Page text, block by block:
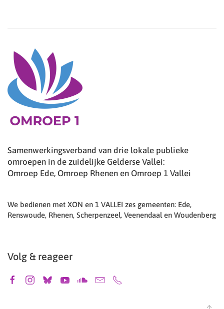
Samenwerkingsverband van drie lokale publieke
omroepen in de zuidelijke Gelderse Vallei:
Omroep Ede, Omroep Rhenen en Omroep 1 Vallei
We bedienen met XON en 1 VALLEI zes gemeenten: Ede,
Renswoude, Rhenen, Scherpenzeel, Veenendaal en Woudenberg
Volg & reageer